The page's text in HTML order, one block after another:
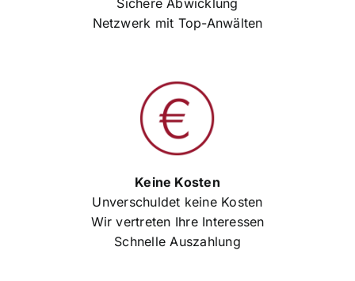
Sichere Abwicklung
Netzwerk mit Top-Anwälten
Keine Kosten
Unverschuldet keine Kosten
Wir vertreten Ihre Interessen
Schnelle Auszahlung